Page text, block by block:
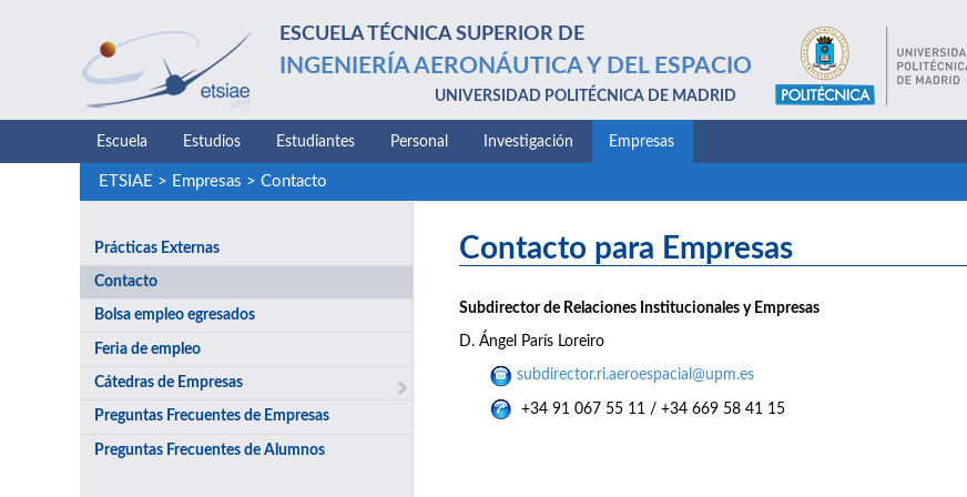
ESCUELA TÉCNICA SUPERIOR DE
INGENIERÍA AERONÁUTICA Y DEL ESPACIO
UNIVERSIDAD POLITÉCNICA DE MADRID
Escuela Estudios Estudiantes Personal Investigación Empresas
ETSIAE > Empresas > Contacto
Prácticas Externas
Contacto
Bolsa empleo egresados
Feria de empleo
Cátedras de Empresas
Preguntas Frecuentes de Empresas
Preguntas Frecuentes de Alumnos
Contacto para Empresas
Subdirector de Relaciones Institucionales y Empresas
D. Ángel París Loreiro
subdirector.ri.aeroespacial@upm.es
+34 91 067 55 11 / +34 669 58 41 15